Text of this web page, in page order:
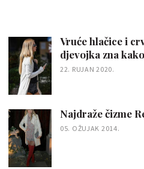
Vruće hlačice i
djevojka zna
22. RUJAN 2020.
Najdraže čizme
05. OŽUJAK 2014.